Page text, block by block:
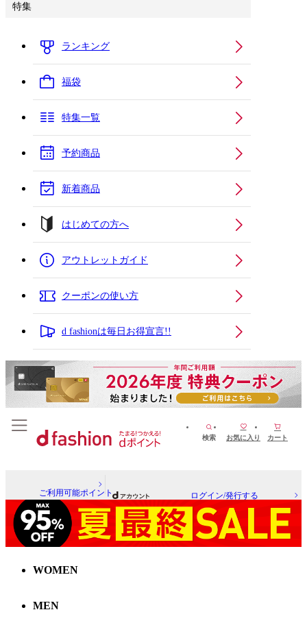
特集
ランキング
福袋
特集一覧
予約商品
新着商品
はじめての方へ
アウトレットガイド
クーポンの使い方
d fashionは毎日お得宣言!!
検索 お気に入り カート
ご利用可能ポイント ログイン/発行する
WOMEN
MEN